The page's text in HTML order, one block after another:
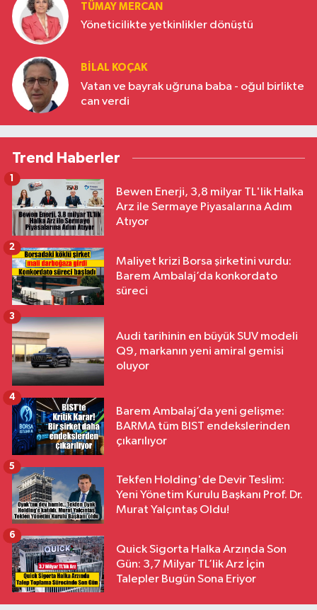
TÜMAY MERCAN
Yöneticilikte yetkinlikler dönüştü
BILAL KOÇAK
Vatan ve bayrak uğruna baba - oğul birlikte
can verdi
Trend Haberler
Bewen Enerji, 3,8 milyar TL'lik Halka
Arz ile Sermaye Piyasalarına Adım
Atıyor
1
Maliyet krizi Borsa şirketini vurdu:
Barem Ambalaj’da konkordato
süreci
2
Audi tarihinin en büyük SUV modeli
Q9, markanın yeni amiral gemisi
oluyor
3
Barem Ambalaj’da yeni gelişme:
BARMA tüm BIST endekslerinden
çıkarılıyor
4
Tekfen Holding'de Devir Teslim:
Yeni Yönetim Kurulu Başkanı Prof. Dr.
Murat Yalçıntaş Oldu!
5
Quick Sigorta Halka Arzında Son
Gün: 3,7 Milyar TL’lik Arz İçin
Talepler Bugün Sona Eriyor
6